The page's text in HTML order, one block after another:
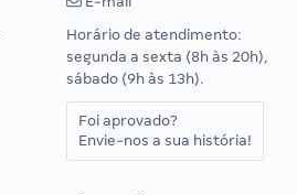
Horário de atendimento:
segunda a sexta (8h às 20h),
sábado (9h às 13h).
Foi aprovado?
Envie-nos a sua história!